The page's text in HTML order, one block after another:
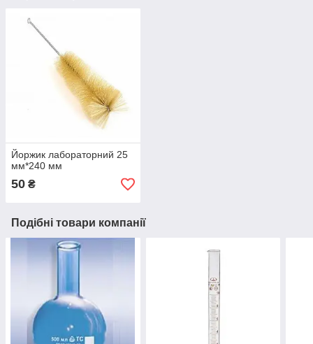
Йоржик лабораторний 25
мм*240 мм
50 ₴
Подібні товари компанії